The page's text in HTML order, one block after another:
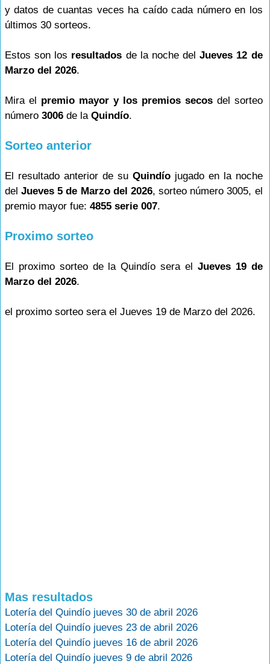
y datos de cuantas veces ha caído cada número en los
últimos 30 sorteos.
Estos son los resultados de la noche delJueves 12 de
Marzo del 2026.
Mira el premio mayor y los premios secosdel sorteo
número 3006 de la Quindío.
Sorteo anterior
El resultado anterior de su Quindíojugado en la noche
delJueves 5 de Marzo del 2026, sorteo número 3005, el
premio mayor fue: 4855 serie 007.
Proximo sorteo
El proximo sorteo de la Quindío sera el Jueves 19 de
Marzo del 2026.
el proximo sorteo sera el Jueves 19 de Marzo del 2026.
Mas resultados
Lotería del Quindío jueves 30 de abril 2026
Lotería del Quindío jueves 23 de abril 2026
Lotería del Quindío jueves 16 de abril 2026
Lotería del Quindío jueves 9 de abril 2026